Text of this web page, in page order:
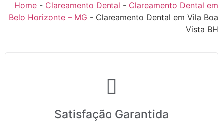
Home - Clareamento Dental - Clareamento Dental em
Belo Horizonte – MG - Clareamento Dental em Vila Boa
Vista BH
Satisfação Garantida